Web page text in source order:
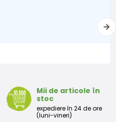
Mii de articole în
stoc
expediere în 24 de ore
(luni-vineri)